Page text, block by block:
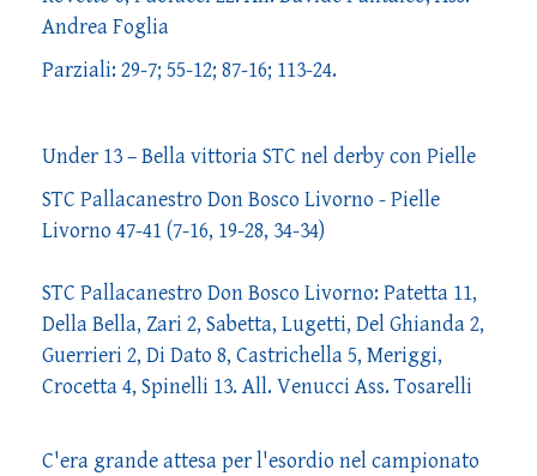
Andrea Foglia
Parziali: 29-7; 55-12; 87-16; 113-24.
Under 13 – Bella vittoria STC nel derby con Pielle
STC Pallacanestro Don Bosco Livorno - Pielle
Livorno 47-41 (7-16, 19-28, 34-34)
STC Pallacanestro Don Bosco Livorno: Patetta 11,
Della Bella, Zari 2, Sabetta, Lugetti, Del Ghianda 2,
Guerrieri 2, Di Dato 8, Castrichella 5, Meriggi,
Crocetta 4, Spinelli 13. All. Venucci Ass. Tosarelli
C'era grande attesa per l'esordio nel campionato